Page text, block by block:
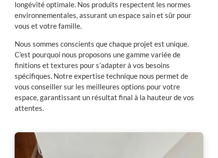
longévité optimale. Nos produits respectent les normes
environnementales, assurant un espace sain et sûr pour
vous et votre famille.
Nous sommes conscients que chaque projet est unique.
C’est pourquoi nous proposons une gamme variée de
finitions et textures pour s’adapter à vos besoins
spécifiques. Notre expertise technique nous permet de
vous conseiller sur les meilleures options pour votre
espace, garantissant un résultat final à la hauteur de vos
attentes.